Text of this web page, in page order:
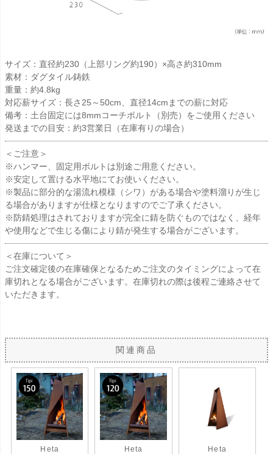
サイズ：直径約230（上部リング約190）×高さ約310mm
素材：ダグタイル鋳鉄
重量：約4.8kg
対応薪サイズ：長さ25～50cm、直径14cmまでの薪に対応
備考：土台固定には8mmコーチボルト（別売）をご使用ください
発送までの目安：約3営業日（在庫有りの場合）
＜ご注意＞
※ハンマー、固定用ボルトは別途ご用意ください。
※安定して置ける水平地にてお使いください。
※製品に部分的な湯流れ模様（シワ）がある場合や塗料溜りが生じ
る場合がありますが仕様となりますのでご了承ください。
※防錆処理はされておりますが完全に錆を防ぐものではなく、経年
や使用などで生じる傷により錆が発生する場合がございます。
＜在庫について＞
ご注文確定後の在庫確保となるためご注文のタイミングによって在
庫切れとなる場合がございます。在庫切れの際は後程ご連絡させて
いただきます。
関連商品
Heta
Heta
Heta